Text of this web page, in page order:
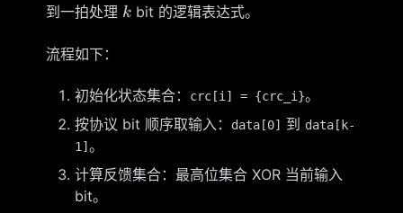
到一拍处理 k
k bit 的逻辑表达式。
流程如下：
初始化状态集合： crc[i] = {crc_i}。
按协议 bit 顺序取输入：
data[0] 到 data[k-
1]。
计算反馈集合：最高位集合 XOR 当前输入
bit。